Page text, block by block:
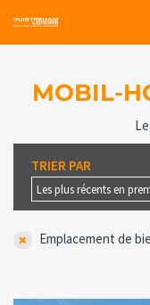
MOBIL-
TRIER PAR
Les plus récents en
Emplacement de